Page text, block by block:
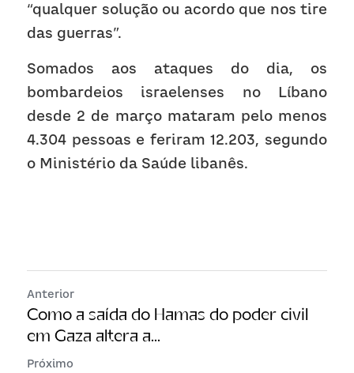
“qualquer solução ou acordo que nos tire
das guerras”.
Somados aos ataques do dia, os
bombardeios israelenses no Líbano
desde 2 de março mataram pelo menos
4.304 pessoas e feriram 12.203, segundo
o Ministério da Saúde libanês.
Anterior
Como a saída do Hamas do poder civil
em Gaza altera a...
Próximo